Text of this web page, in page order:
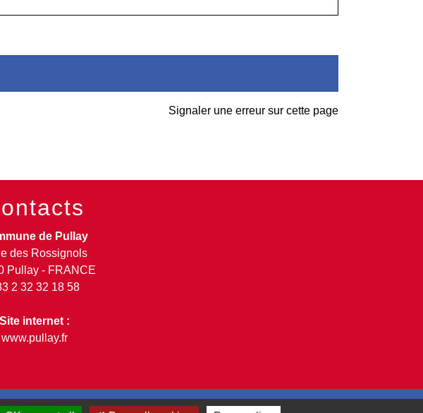
Signaler une erreur sur cette page
de Pullay
des Rossignols
Pullay - FRANCE
2 32 32 18 58
Site internet :
www.pullay.fr